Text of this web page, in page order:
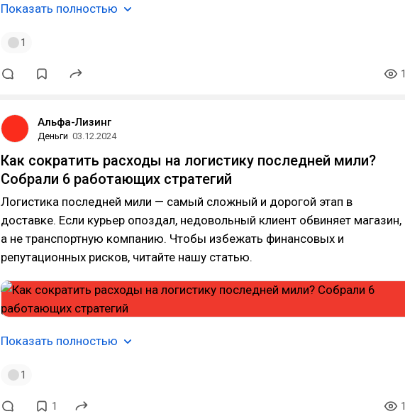
Показать полностью
1
Альфа-Лизинг
Деньги 03.12.2024
Как сократить расходы на логистику последней мили?
Собрали 6 работающих стратегий
Логистика последней мили — самый сложный и дорогой этап в
доставке. Если курьер опоздал, недовольный клиент обвиняет магазин,
а не транспортную компанию. Чтобы избежать финансовых и
репутационных рисков, читайте нашу статью.
Показать полностью
1
1